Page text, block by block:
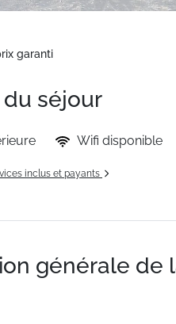
garanti
séjour
Wifi disponible
inclus et payants
générale de